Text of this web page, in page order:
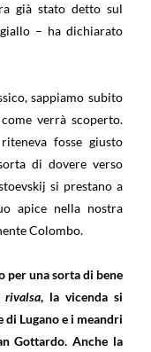
già stato detto sul
– ha dichiarato
sappiamo subito
verrà scoperto.
fosse giusto
di dovere verso
si prestano a
apice nella nostra
Colombo.
per una sorta di bene
rivalsa, la vicenda si
Lugano e i meandri
Gottardo. Anche la